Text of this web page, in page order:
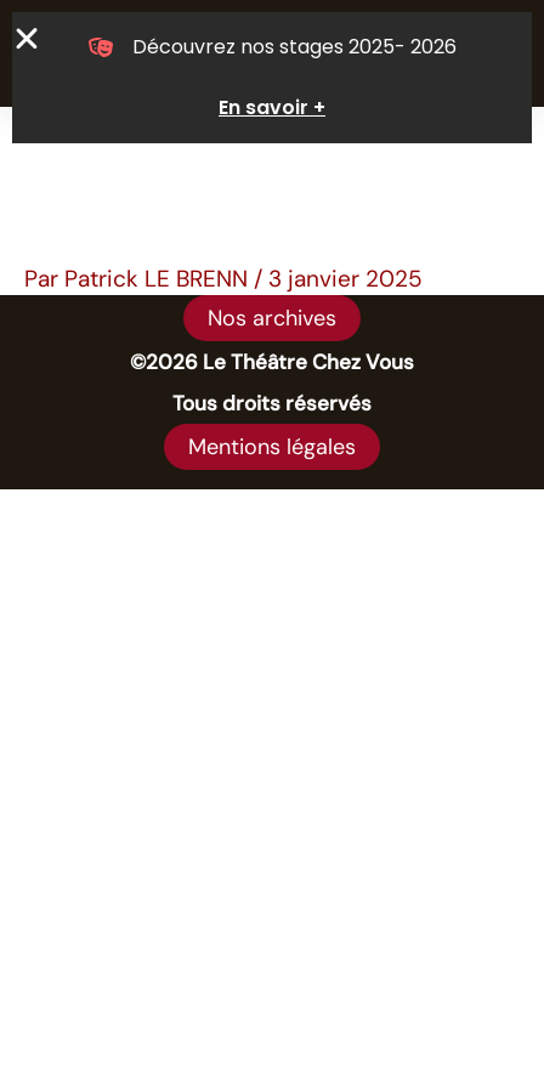
Découvrez nos stages 2025- 2026
En savoir +
Aller
contenu
Par Patrick LE BRENN / 3 janvier 2025
Nos archives
©2026 Le Théâtre Chez Vous
Tous droits réservés
Mentions légales